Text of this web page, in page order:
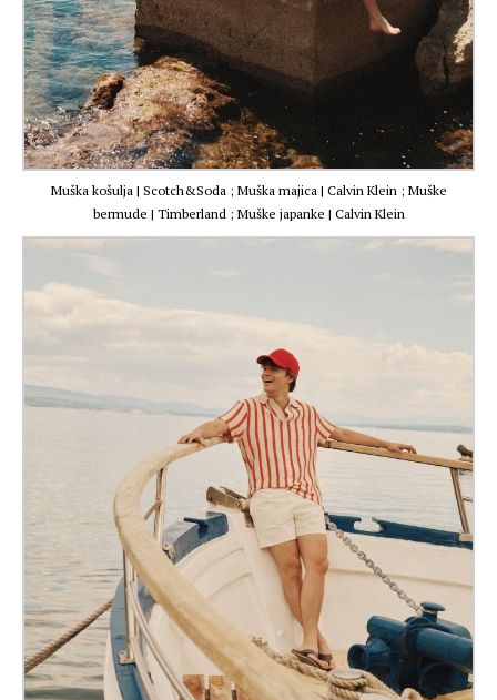
Muška košulja | Scotch&Soda ; Muška majica | Calvin Klein ; Muške
bermude | Timberland ; Muške japanke | Calvin Klein